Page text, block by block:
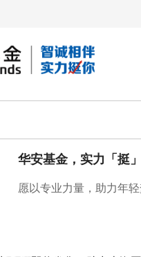
华安基金，实力「挺
愿以专业力量，助力年